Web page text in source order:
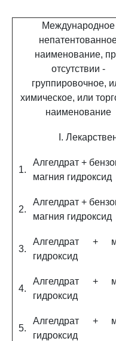
Международное
наименование,
отсутствии -
группировочное,
химическое, или
наименование
I.
1.
Алгелдрат +
магния гидроксид
2.
Алгелдрат +
магния гидроксид
3.
Алгелдрат +
гидроксид
4.
Алгелдрат +
гидроксид
5.
Алгелдрат +
гидроксид